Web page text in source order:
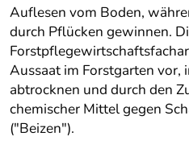
Auflesen vom Boden,
durch Pflücken gewinnen.
Aussaat im Forstgarten vor,
abtrocknen und durch den
chemischer Mittel gegen
("Beizen").